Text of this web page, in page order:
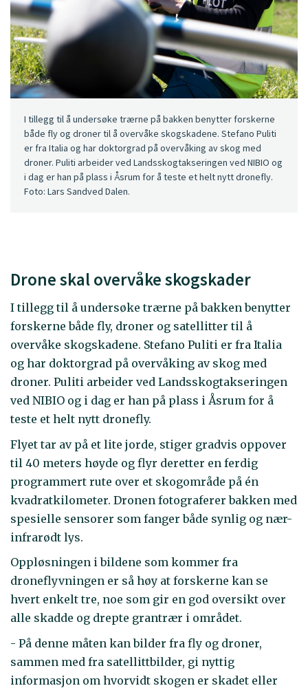
I tillegg til å undersøke trærne på bakken benytter forskerne
både fly og droner til å overvåke skogskadene. Stefano Puliti
er fra Italia og har doktorgrad på overvåking av skog med
droner. Puliti arbeider ved Landsskogtakseringen ved NIBIO og
i dag er han på plass i Åsrum for å teste et helt nytt dronefly.
Foto: Lars Sandved Dalen.
Drone skal overvåke skogskader
I tillegg til å undersøke trærne på bakken benytter
forskerne både fly, droner og satellitter til å
overvåke skogskadene. Stefano Puliti er fra Italia
og har doktorgrad på overvåking av skog med
droner. Puliti arbeider ved Landsskogtakseringen
ved NIBIO og i dag er han på plass i Åsrum for å
teste et helt nytt dronefly.
Flyet tar av på et lite jorde, stiger gradvis oppover
til 40 meters høyde og flyr deretter en ferdig
programmert rute over et skogområde på én
kvadratkilometer. Dronen fotograferer bakken med
spesielle sensorer som fanger både synlig og nær-
infrarødt lys.
Oppløsningen i bildene som kommer fra
droneflyvningen er så høy at forskerne kan se
hvert enkelt tre, noe som gir en god oversikt over
alle skadde og drepte grantrær i området.
- På denne måten kan bilder fra fly og droner,
sammen med fra satellittbilder, gi nyttig
informasjon om hvorvidt skogen er skadet eller